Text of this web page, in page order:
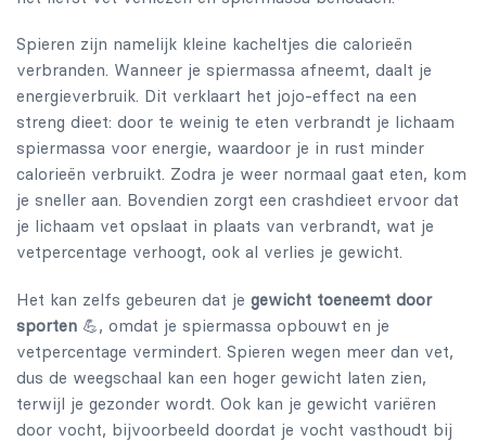
Spieren zijn namelijk kleine kacheltjes die calorieën
verbranden. Wanneer je spiermassa afneemt, daalt je
energieverbruik. Dit verklaart het jojo-effect na een
streng dieet: door te weinig te eten verbrandt je lichaam
spiermassa voor energie, waardoor je in rust minder
calorieën verbruikt. Zodra je weer normaal gaat eten, kom
je sneller aan. Bovendien zorgt een crashdieet ervoor dat
je lichaam vet opslaat in plaats van verbrandt, wat je
vetpercentage verhoogt, ook al verlies je gewicht.
Het kan zelfs gebeuren dat je gewicht toeneemt door
sporten 💪, omdat je spiermassa opbouwt en je
vetpercentage vermindert. Spieren wegen meer dan vet,
dus de weegschaal kan een hoger gewicht laten zien,
terwijl je gezonder wordt. Ook kan je gewicht variëren
door vocht, bijvoorbeeld doordat je vocht vasthoudt bij